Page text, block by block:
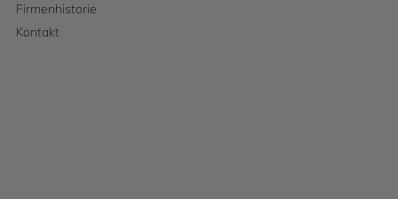
Firmenhistorie
Kontakt